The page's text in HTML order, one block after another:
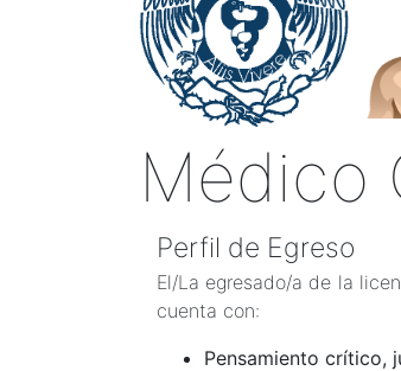
Médico
Perfil de Egreso
El/La egresado/a de la
cuenta con:
Pensamiento crítico,